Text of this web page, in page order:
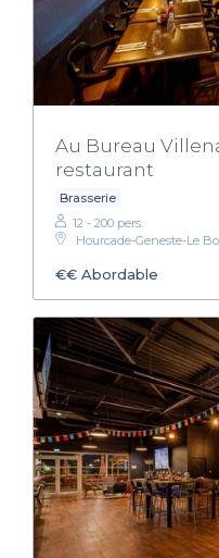
Au Bureau
restaurant
Brasserie
12 - 200 pers.
Hourcade-Geneste-Le
€€ Abordable